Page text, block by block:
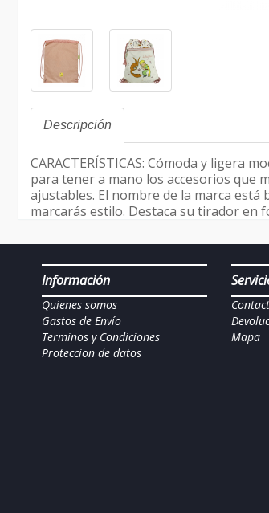
Descripción
CARACTERÍSTICAS: Cómoda y ligera
para tener a mano los accesorios que
ajustables. El nombre de la marca está
marcarás estilo. Destaca su tirador en
Información
Quienes somos
Gastos de Envío
Terminos y Condiciones
Proteccion de datos
Mapa